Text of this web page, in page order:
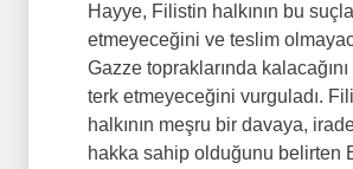
Hayye, Filistin halkının bu
etmeyeceğini ve teslim
Gazze topraklarında kalacağını
terk etmeyeceğini vurguladı.
halkının meşru bir davaya,
hakka sahip olduğunu belirten